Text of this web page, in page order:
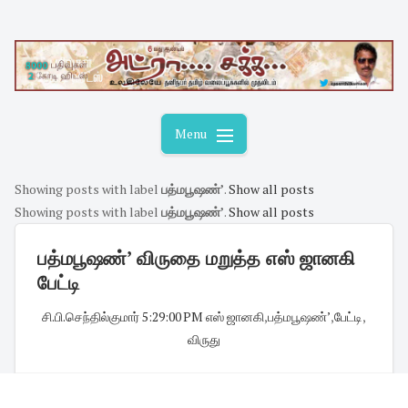
content
Menu
Showing posts with label பத்மபூஷண்’.Show all posts
Showing posts with label பத்மபூஷண்’.Show all posts
பத்மபூஷண்’ விருதை மறுத்த எஸ் ஜானகி
பேட்டி
சி.பி.செந்தில்குமார்5:29:00 PM எஸ் ஜானகி,பத்மபூஷண்’,பேட்டி,
விருது